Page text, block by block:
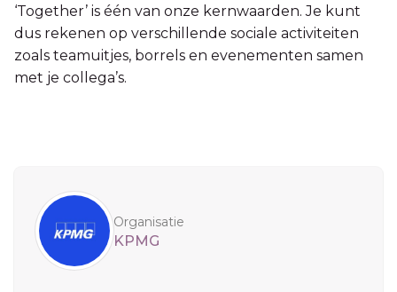
‘Together’ is één van onze kernwaarden. Je kunt
dus rekenen op verschillende sociale activiteiten
zoals teamuitjes, borrels en evenementen samen
met je collega’s.
Organisatie
KPMG